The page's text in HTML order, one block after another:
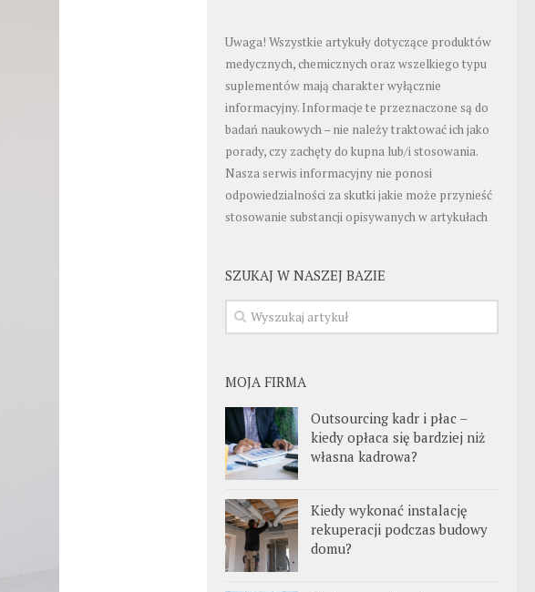
Uwaga! Wszystkie artykuły dotyczące produktów
medycznych, chemicznych oraz wszelkiego typu
suplementów mają charakter wyłącznie
informacyjny. Informacje te przeznaczone są do
badań naukowych – nie należy traktować ich jako
porady, czy zachęty do kupna lub/i stosowania.
Nasza serwis informacyjny nie ponosi
odpowiedzialności za skutki jakie może przynieść
stosowanie substancji opisywanych w artykułach
SZUKAJ W NASZEJ BAZIE
MOJA FIRMA
Outsourcing kadr i płac –
kiedy opłaca się bardziej niż
własna kadrowa?
Kiedy wykonać instalację
rekuperacji podczas budowy
domu?